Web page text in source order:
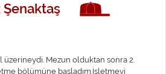
Şenaktaş
üzerineydi. Mezun olduktan sonra 2.
bölümüne başladım.İşletmeyi